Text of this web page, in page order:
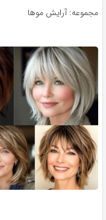
مجموعه: آرایش موها